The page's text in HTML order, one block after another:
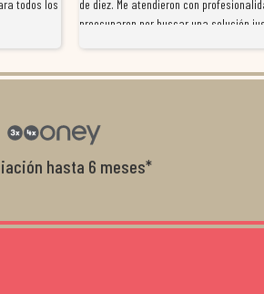
todos los
de diez. Me atendieron con
preocuparon por buscar una solución
con el cliente, y me ofrecieron unas
hasta 6 meses*